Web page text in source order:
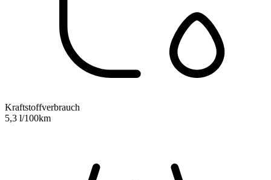
Kraftstoffverbrauch
5,3 l/100km